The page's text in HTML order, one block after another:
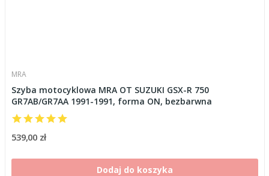
MRA
Szyba motocyklowa MRA OT SUZUKI GSX-R 750
GR7AB/GR7AA 1991-1991, forma ON, bezbarwna
539,00 zł
Dodaj do koszyka